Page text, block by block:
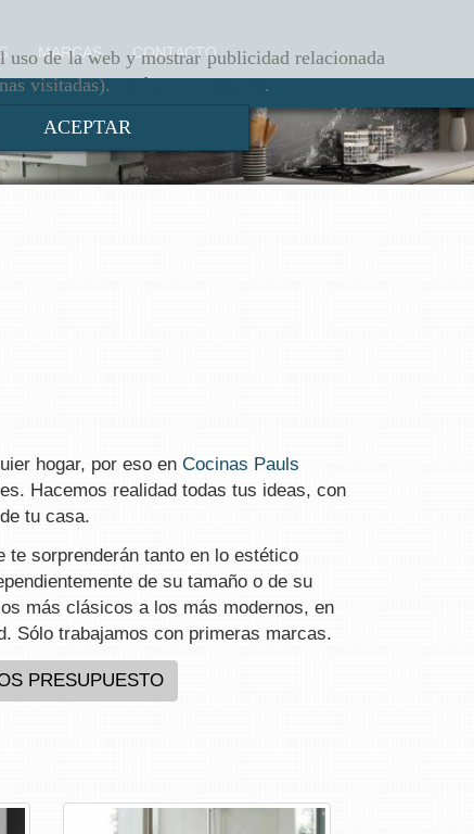
de la web y mostrar publicidad relacionada
visitadas).Política de cookies.
ACEPTAR
MARCAS CONTACTO
hogar, por eso en Cocinas Pauls
Hacemos realidad todas tus ideas, con
tu casa.
te sorprenderán tanto en lo estético
de su tamaño o de su
más clásicos a los más modernos, en
Sólo trabajamos con primeras marcas.
PRESUPUESTO